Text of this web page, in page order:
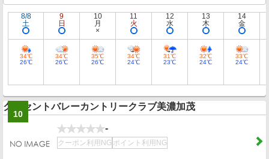
8/8
土
34℃
26℃
9
日
34℃
26℃
10
月
35℃
26℃
11
火
34℃
24℃
12
水
31℃
23℃
13
木
32℃
24℃
14
金
33℃
24℃
10
クレセントバレーカントリークラブ美濃加茂
-
クーポン利用NG ポイント利用NG